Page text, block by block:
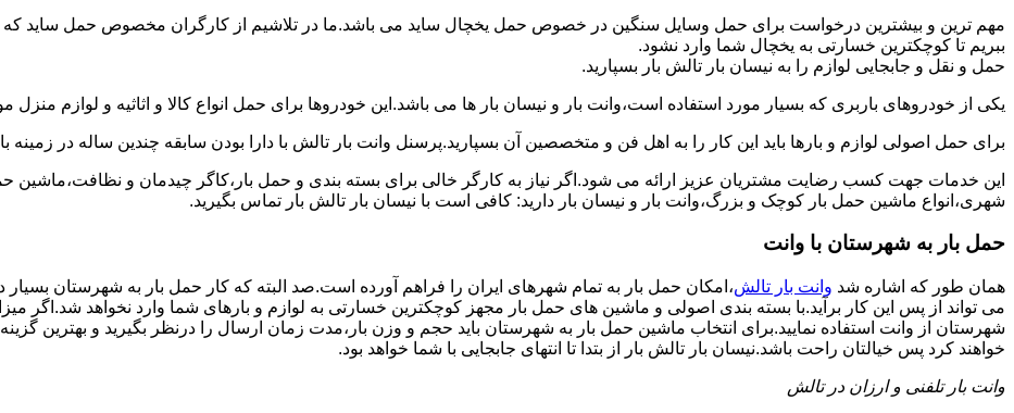
مهم ترین و بیشترین درخواست برای حمل وسایل سنگین در خصوص حمل یخچال ساید می باشد.ما در تلاشیم از کارگران مخصوص حمل ساید که
ببریم تا کوچکترین خسارتی به یخچال شما وارد نشود.
حمل و نقل و جابجایی لوازم را به نیسان بار تالش بار بسپارید.
یکی از خودروهای باربری که بسیار مورد استفاده است،وانت بار و نیسان بار ها می باشد.این خودروها برای حمل انواع کالا و اثاثیه و لوازم منزل
برای حمل اصولی لوازم و بارها باید این کار را به اهل فن و متخصصین آن بسپارید.پرسنل وانت بار تالش با دارا بودن سابقه چندین ساله در زمینه
این خدمات جهت کسب رضایت مشتریان عزیز ارائه می شود.اگر نیاز به کارگر خالی برای بسته بندی و حمل بار،کاگر چیدمان و نظافت،ماشین
شهری،انواع ماشین حمل بار کوچک و بزرگ،وانت بار و نیسان بار دارید: کافی است با نیسان بار تالش بار تماس بگیرید.
حمل بار به شهرستان با وانت
همان طور که اشاره شد وانت بار تالش،امکان حمل بار به تمام شهرهای ایران را فراهم آورده است.صد البته که کار حمل بار به شهرستان
می تواند از پس این کار برآید.با بسته بندی اصولی و ماشین های حمل بار مجهز کوچکترین خسارتی به لوازم و بارهای شما وارد نخواهد شد.اگر
شهرستان از وانت استفاده نمایید.برای انتخاب ماشین حمل بار به شهرستان باید حجم و وزن بار،مدت زمان ارسال را درنظر بگیرید و بهترین گزینه
خواهند کرد پس خیالتان راحت باشد.نیسان بار تالش بار از بتدا تا انتهای جابجایی با شما خواهد بود.
وانت بار تلفنی و ارزان در تالش